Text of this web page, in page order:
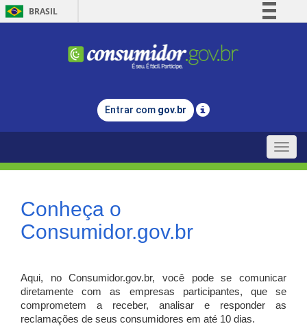
BRASIL
Comunica BR
Legislação
Entrar com gov.br
Toggle
Conheça o
Consumidor.gov.br
Aqui, no Consumidor.gov.br, você pode se comunicar
diretamente com as empresas participantes, que se
comprometem a receber, analisar e responder as
reclamações de seus consumidores em até 10 dias.